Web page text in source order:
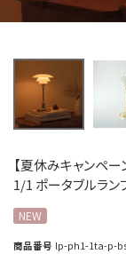
【夏休みキャンペ
1/1 ポータブルラン
NEW
商品番号 lp-ph1-1ta-p-